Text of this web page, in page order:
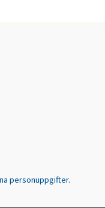
personuppgifter.